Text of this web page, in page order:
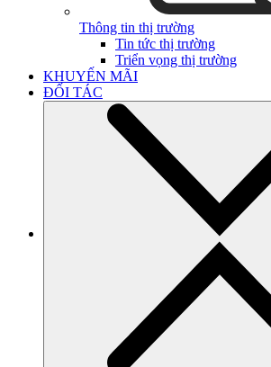
Thông tin thị trường
Tin tức thị trường
Triển vọng thị trường
KHUYẾN MÃI
ĐỐI TÁC